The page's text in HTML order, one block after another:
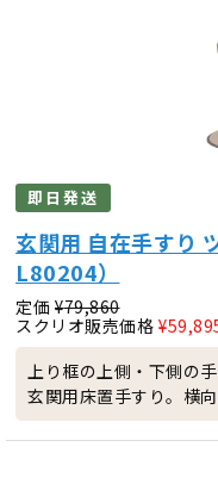
即日発送
玄関用 自在手すり
L80204）
定価 ¥79,860
スクリオ販売価格 ¥
上り框の上側・下側の
玄関用床置手すり。横